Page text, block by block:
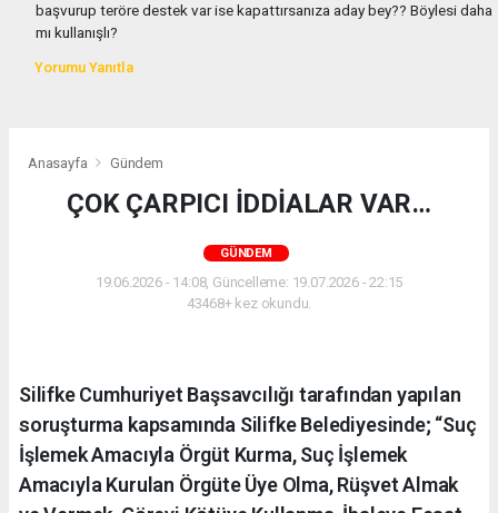
başvurup teröre destek var ise kapattırsanıza aday bey?? Böylesi daha
mı kullanışlı?
Yorumu Yanıtla
Anasayfa Gündem
ÇOK ÇARPICI İDDİALAR VAR…
GÜNDEM
19.06.2026 - 14:08, Güncelleme: 19.07.2026 - 22:15
43468+ kez okundu.
Silifke Cumhuriyet Başsavcılığı tarafından yapılan
soruşturma kapsamında Silifke Belediyesinde; “Suç
İşlemek Amacıyla Örgüt Kurma, Suç İşlemek
Amacıyla Kurulan Örgüte Üye Olma, Rüşvet Almak